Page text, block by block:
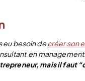
eu besoin decréer son
en
mais il faut